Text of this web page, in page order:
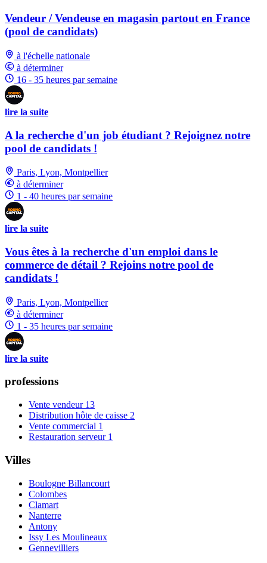
Vendeur / Vendeuse en magasin partout en France
(pool de candidats)
à l'échelle nationale
à déterminer
16 - 35 heures par semaine
lire la suite
A la recherche d'un job étudiant ? Rejoignez notre
pool de candidats !
Paris, Lyon, Montpellier
à déterminer
1 - 40 heures par semaine
lire la suite
Vous êtes à la recherche d'un emploi dans le
commerce de détail ? Rejoins notre pool de
candidats !
Paris, Lyon, Montpellier
à déterminer
1 - 35 heures par semaine
lire la suite
professions
Vente vendeur 13
Distribution hôte de caisse 2
Vente commercial 1
Restauration serveur 1
Villes
Boulogne Billancourt
Colombes
Clamart
Nanterre
Antony
Issy Les Moulineaux
Gennevilliers